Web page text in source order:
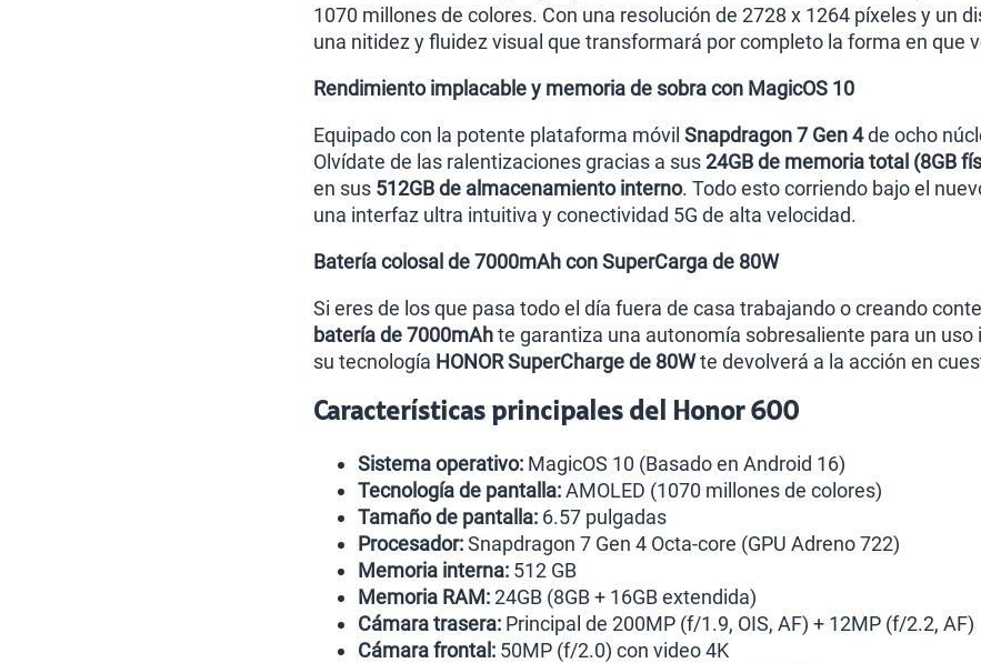
1070 millones de colores. Con una resolución de 2728 x 1264 píxeles y un
una nitidez y fluidez visual que transformará por completo la forma en que
Rendimiento implacable y memoria de sobra con MagicOS 10
Equipado con la potente plataforma móvil Snapdragon 7 Gen 4de ocho
Olvídate de las ralentizaciones gracias a sus24GB de memoria total (8GB
en sus 512GB de almacenamiento interno. Todo esto corriendo bajo el
una interfaz ultra intuitiva y conectividad 5G de alta velocidad.
Batería colosal de 7000mAh con SuperCarga de 80W
Si eres de los que pasa todo el día fuera de casa trabajando o creando
batería de 7000mAhte garantiza una autonomía sobresaliente para un
su tecnología HONOR SuperCharge de 80Wte devolverá a la acción en
Características principales del Honor 600
Sistema operativo: MagicOS 10 (Basado en Android 16)
Tecnología de pantalla:AMOLED (1070 millones de colores)
Tamaño de pantalla: 6.57 pulgadas
Procesador:Snapdragon 7 Gen 4 Octa-core (GPU Adreno 722)
Memoria interna: 512 GB
Memoria RAM:24GB (8GB + 16GB extendida)
Cámara trasera: Principal de 200MP (f/1.9, OIS, AF) + 12MP (f/2.2, AF)
Cámara frontal: 50MP (f/2.0) con video 4K